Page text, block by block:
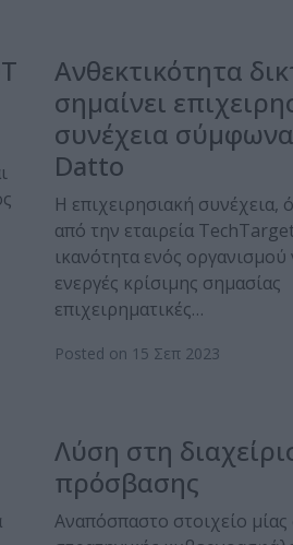
Ανθεκτικότητα
σημαίνει
συνέχεια
Datto
Η επιχειρησιακή συνέχεια,
από την εταιρεία
ικανότητα ενός οργανισμού
ενεργές κρίσιμης σημασίας
επιχειρηματικές…
Posted on 15 Σεπ 2023
Λύση στη
πρόσβασης
Αναπόσπαστο στοιχείο